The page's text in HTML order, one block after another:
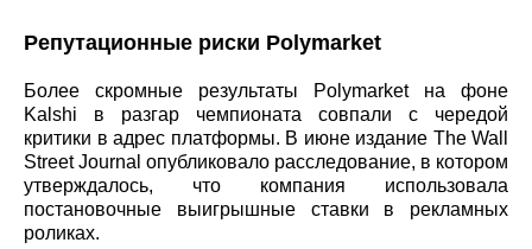
Репутационные риски Polymarket
Более скромные результаты Polymarket на фоне
Kalshi в разгар чемпионата совпали с чередой
критики в адрес платформы. В июне издание The Wall
Street Journal опубликовало расследование, в котором
утверждалось, что компания использовала
постановочные выигрышные ставки в рекламных
роликах.